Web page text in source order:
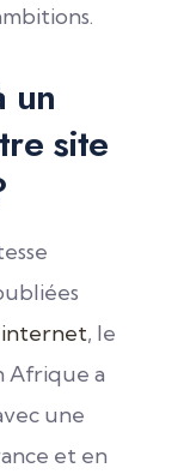
un
site
, le
Afrique a
une
et en